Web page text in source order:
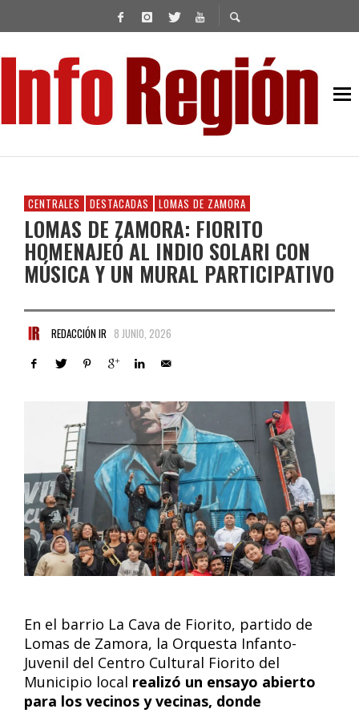
CENTRALES DESTACADAS LOMAS DE ZAMORA
LOMAS DE ZAMORA: FIORITO
HOMENAJEÓ AL INDIO SOLARI CON
MÚSICA Y UN MURAL PARTICIPATIVO
REDACCIÓN IR 8 JUNIO, 2026
En el barrio La Cava de Fiorito, partido de
Lomas de Zamora, la Orquesta Infanto-
Juvenil del Centro Cultural Fiorito del
Municipio local realizó un ensayo abierto
para los vecinos y vecinas, donde